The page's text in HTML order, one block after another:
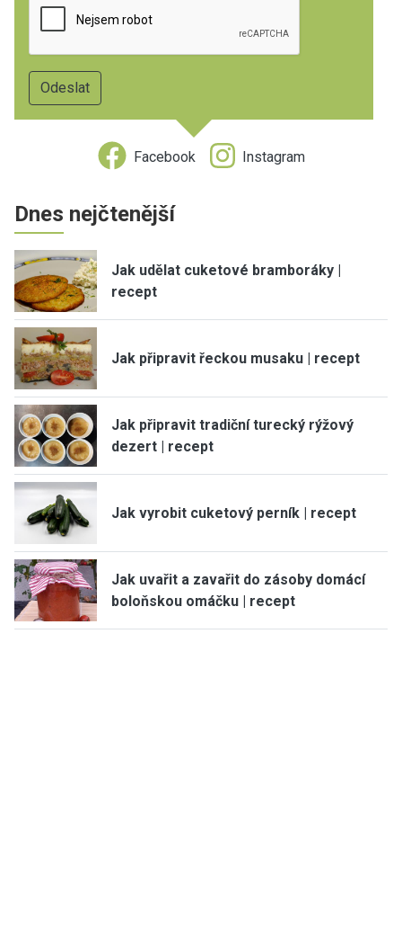
Facebook Instagram
Dnes nejčtenější
Jak udělat cuketové bramboráky |
recept
Jak připravit řeckou musaku | recept
Jak připravit tradiční turecký rýžový
dezert | recept
Jak vyrobit cuketový perník | recept
Jak uvařit a zavařit do zásoby domácí
boloňskou omáčku | recept